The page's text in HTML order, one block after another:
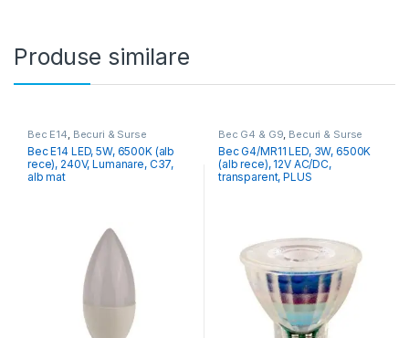
Produse similare
Bec E14 Becuri & Surse
Bec E14 LED, 5W, 6500K (alb
rece), 240V, Lumanare, C37,
alb mat
Bec G4 & G9 Becuri & Surse
Bec G4/MR11 LED, 3W, 6500K
(alb rece), 12V AC/DC,
transparent, PLUS